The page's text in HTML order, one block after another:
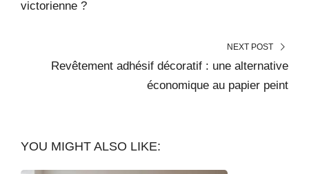
victorienne ?
NEXT POST
Revêtement adhésif décoratif : une alternative
économique au papier peint
YOU MIGHT ALSO LIKE: